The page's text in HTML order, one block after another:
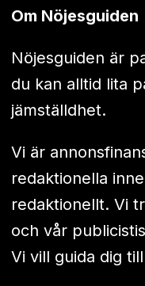
Om Nöjesguiden
Nöjesguiden är
du kan alltid lita
jämställdhet.
Vi är
redaktionella
redaktionellt. Vi
och vår
Vi vill guida dig